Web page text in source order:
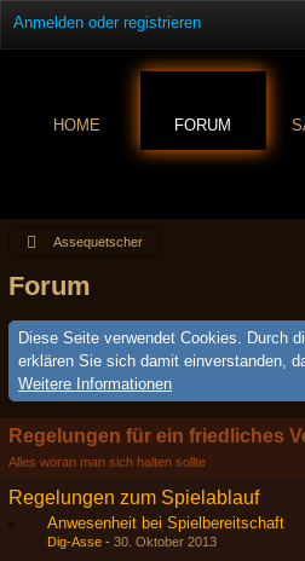
Anmelden oder registrieren
HOME FORUM
Assequetscher
Forum
Diese Seite verwendet Cookies. Durch
erklären Sie sich damit einverstanden,
Weitere Informationen
Regelungen für ein friedliches
Alles woran man sich halten sollte
Regelungen zum Spielablauf
Anwesenheit bei Spielbereitschaft
Dig-Asse - 30. Oktober 2013